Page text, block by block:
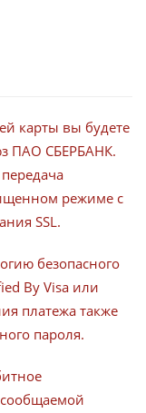
карты вы будете
ПАО СБЕРБАНК.
режиме с
SSL.
безопасного
By Visa или
платежа также
пароля.